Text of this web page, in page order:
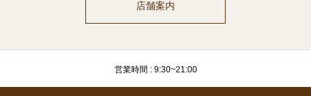
店舗案内
営業時間 : 9:30~21:00